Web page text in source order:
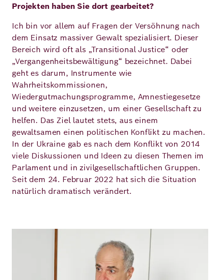
Projekten haben Sie dort gearbeitet?
Ich bin vor allem auf Fragen der Versöhnung nach
dem Einsatz massiver Gewalt spezialisiert. Dieser
Bereich wird oft als „Transitional Justice“ oder
„Vergangenheitsbewältigung“ bezeichnet. Dabei
geht es darum, Instrumente wie
Wahrheitskommissionen,
Wiedergutmachungsprogramme, Amnestiegesetze
und weitere einzusetzen, um einer Gesellschaft zu
helfen. Das Ziel lautet stets, aus einem
gewaltsamen einen politischen Konflikt zu machen.
In der Ukraine gab es nach dem Konflikt von 2014
viele Diskussionen und Ideen zu diesen Themen im
Parlament und in zivilgesellschaftlichen Gruppen.
Seit dem 24. Februar 2022 hat sich die Situation
natürlich dramatisch verändert.